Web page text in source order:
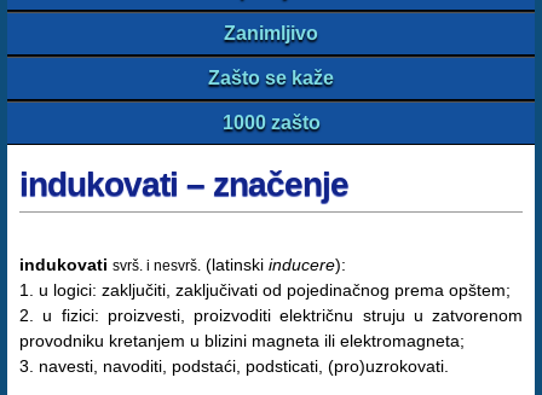
Zanimljivo
Zašto se kaže
1000 zašto
indukovati – značenje
indukovati svrš. i nesvrš. (latinski inducere):
1. u logici: zaključiti, zaključivati od pojedinačnog prema opštem;
2. u fizici: proizvesti, proizvoditi električnu struju u zatvorenom
provodniku kretanjem u blizini magneta ili elektromagneta;
3. navesti, navoditi, podstaći, podsticati, (pro)uzrokovati.